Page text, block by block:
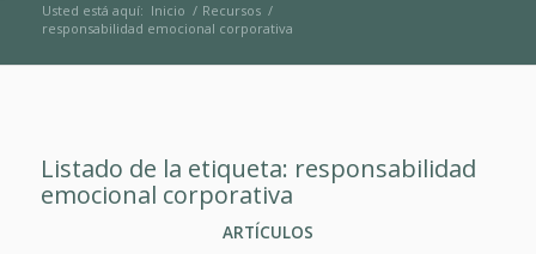
Usted está aquí: Inicio / Recursos /
responsabilidad emocional corporativa
Listado de la etiqueta: responsabilidad
emocional corporativa
ARTÍCULOS